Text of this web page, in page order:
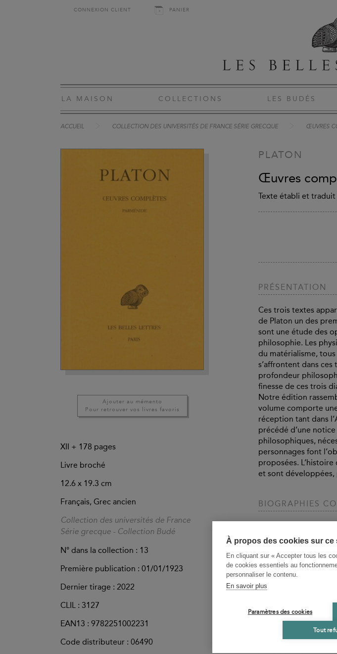
À propos des cookies sur ce
En cliquant sur « Accepter tous les
de cookies essentiels au
personnaliser le contenu.
En savoir plus
Paramètres des cookies
Tout
CONNEXION CLIENT PANIER
LA MAISON COLLECTIONS LES BUDÉS
ACCUEIL COLLECTION DES UNIVERSITÉS DE FRANCE SÉRIE GRECQUE ŒUVRES
Ajouter au mémento
Pour retrouver vos livres favoris
XII + 178 pages
Livre broché
12.6 x 19.3 cm
Français, Grec ancien
Collection des universités de France
Série grecque - Collection Budé
N° dans la collection : 13
Première publication : 01/01/1923
Dernier tirage : 2022
CLIL : 3127
EAN13 : 9782251002231
Code distributeur : 06490
PLATON
Œuvres
Texte établi et
PRÉSENTATION
Ces trois textes
de Platon un des
sont une étude des
philosophie. Les
du matérialisme,
s’affrontent dans
profondeur
finesse de ces trois
Notre édition
volume comporte
réception tant dans
précédé d’une
philosophiques,
personnages font
proposées.
et sont développées,
BIOGRAPHIES
Né peu après la mort
de l'Antiquité. Issu
se sépara pas de lui
athénienne, rejoignit
Egypte, à Cyrène, en
l'Académie. Il y
d'une trentaine de
Auguste Diès, né le
(aujourd'hui quartier